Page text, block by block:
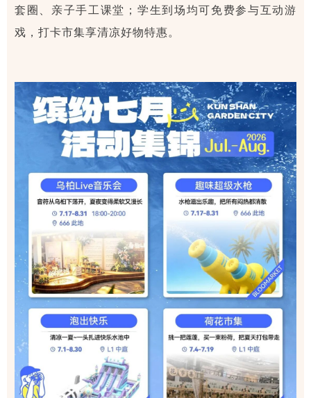
套圈、亲子手工课堂；学生到场均可免费参与互动游
戏，打卡市集享清凉好物特惠。